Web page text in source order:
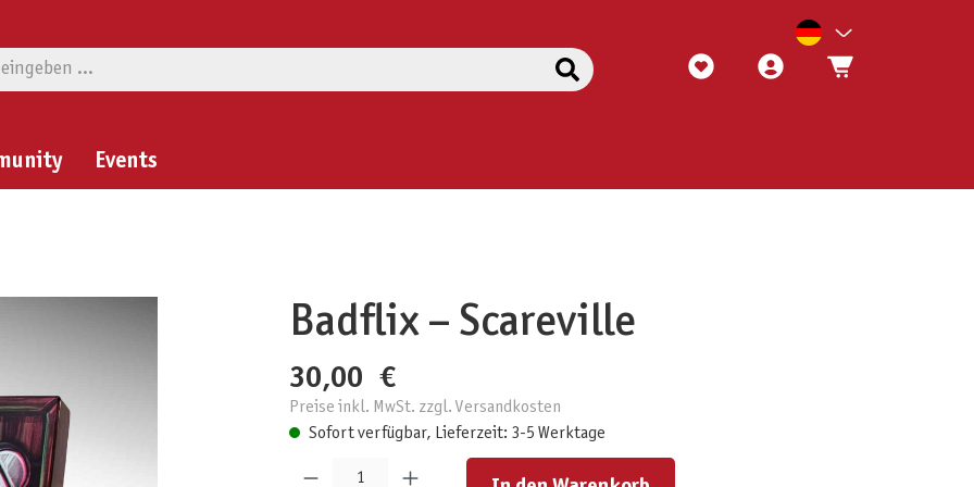
Events
Badflix – Scareville
30,00 €
Preise inkl. MwSt. zzgl. Versandkosten
Sofort verfügbar, Lieferzeit: 3-5 Werktage